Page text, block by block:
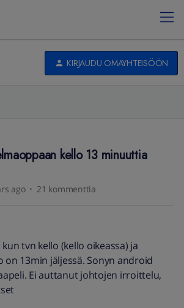
KIRJAUDU OMAYHTEISÖÖN
kello 13 minuuttia
ago 21 kommenttia
tvn kello (kello oikeassa) ja
on 13min jäljessä. Sonyn android
Ei auttanut johtojen irroittelu,